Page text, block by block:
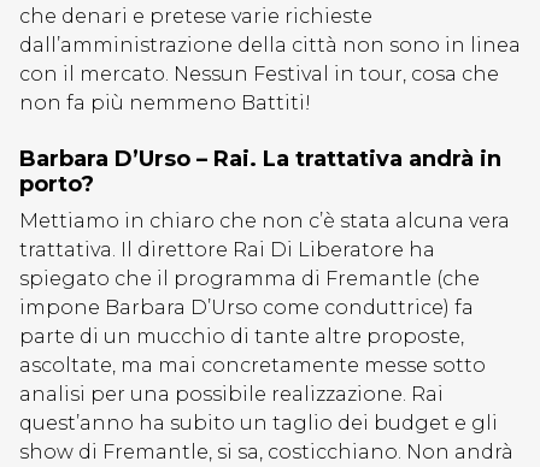
che denari e pretese varie richieste
dall’amministrazione della città non sono in linea
con il mercato. Nessun Festival in tour, cosa che
non fa più nemmeno Battiti!
Barbara D’Urso – Rai. La trattativa andrà in
porto?
Mettiamo in chiaro che non c’è stata alcuna vera
trattativa. Il direttore Rai Di Liberatore ha
spiegato che il programma di Fremantle (che
impone Barbara D’Urso come conduttrice) fa
parte di un mucchio di tante altre proposte,
ascoltate, ma mai concretamente messe sotto
analisi per una possibile realizzazione. Rai
quest’anno ha subito un taglio dei budget e gli
show di Fremantle, si sa, costicchiano. Non andrà